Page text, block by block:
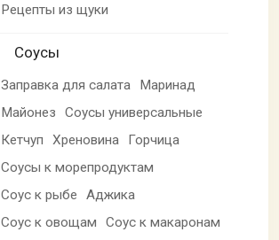
Рецепты из щуки
Соусы
Заправка для салата
Маринад
Майонез
Соусы универсальные
Кетчуп
Хреновина
Горчица
Соусы к морепродуктам
Соус к рыбе
Аджика
Соус к овощам
Соус к макаронам